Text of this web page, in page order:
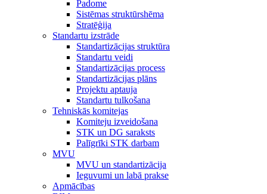
Padome
Sistēmas struktūrshēma
Stratēģija
Standartu izstrāde
Standartizācijas struktūra
Standartu veidi
Standartizācijas process
Standartizācijas plāns
Projektu aptauja
Standartu tulkošana
Tehniskās komitejas
Komiteju izveidošana
STK un DG saraksts
Palīgrīki STK darbam
MVU
MVU un standartizācija
Ieguvumi un labā prakse
Apmācības